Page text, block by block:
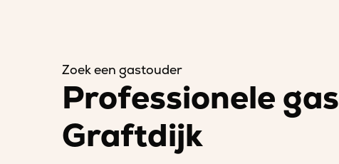
Zoek een gastouder
Professionele
Graftdijk